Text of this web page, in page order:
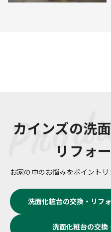
カインズの洗
リフォ
お家の中のお悩みをポイント
洗面化粧台の交換・リフ
洗面化粧台の交換